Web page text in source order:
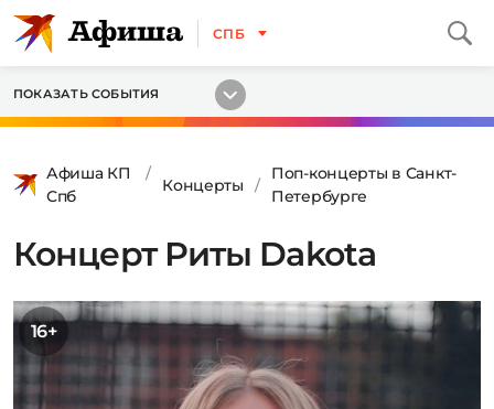
СПБ
ПОКАЗАТЬ СОБЫТИЯ
Афиша КП
Спб
Концерты
Поп-концерты в Санкт-
Петербурге
Концерт Риты Dakota
16+